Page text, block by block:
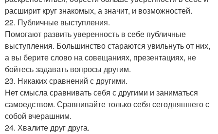
расширит круг знакомых, а значит, и возможностей.
22. Публичные выступления.
Помогают развить уверенность в себе публичные
выступления. Большинство стараются увильнуть от них,
а вы берите слово на совещаниях, презентациях, не
бойтесь задавать вопросы другим.
23. Никаких сравнений с другими.
Нет смысла сравнивать себя с другими и заниматься
самоедством. Сравнивайте только себя сегодняшнего с
собой вчерашним.
24. Хвалите друг друга.